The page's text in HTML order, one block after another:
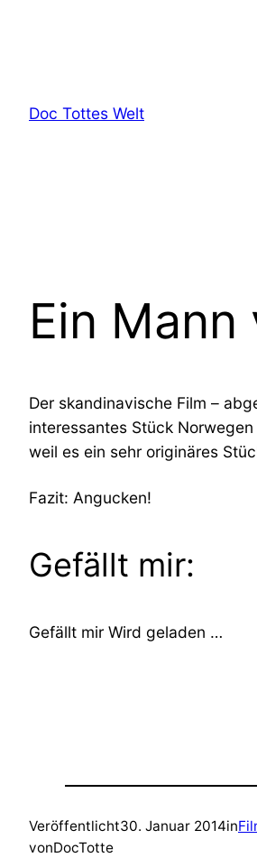
Doc Tottes Welt
Ein Mann
Der skandinavische Film –
interessantes Stück
weil es ein sehr originäres
Fazit: Angucken!
Gefällt mir:
Gefällt mir Wird geladen …
Veröffentlicht30. Januar 2014in
vonDocTotte